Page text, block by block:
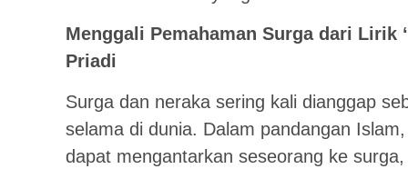
Menggali Pemahaman Surga dari Lirik
Priadi
Surga dan neraka sering kali dianggap
selama di dunia. Dalam pandangan
dapat mengantarkan seseorang ke